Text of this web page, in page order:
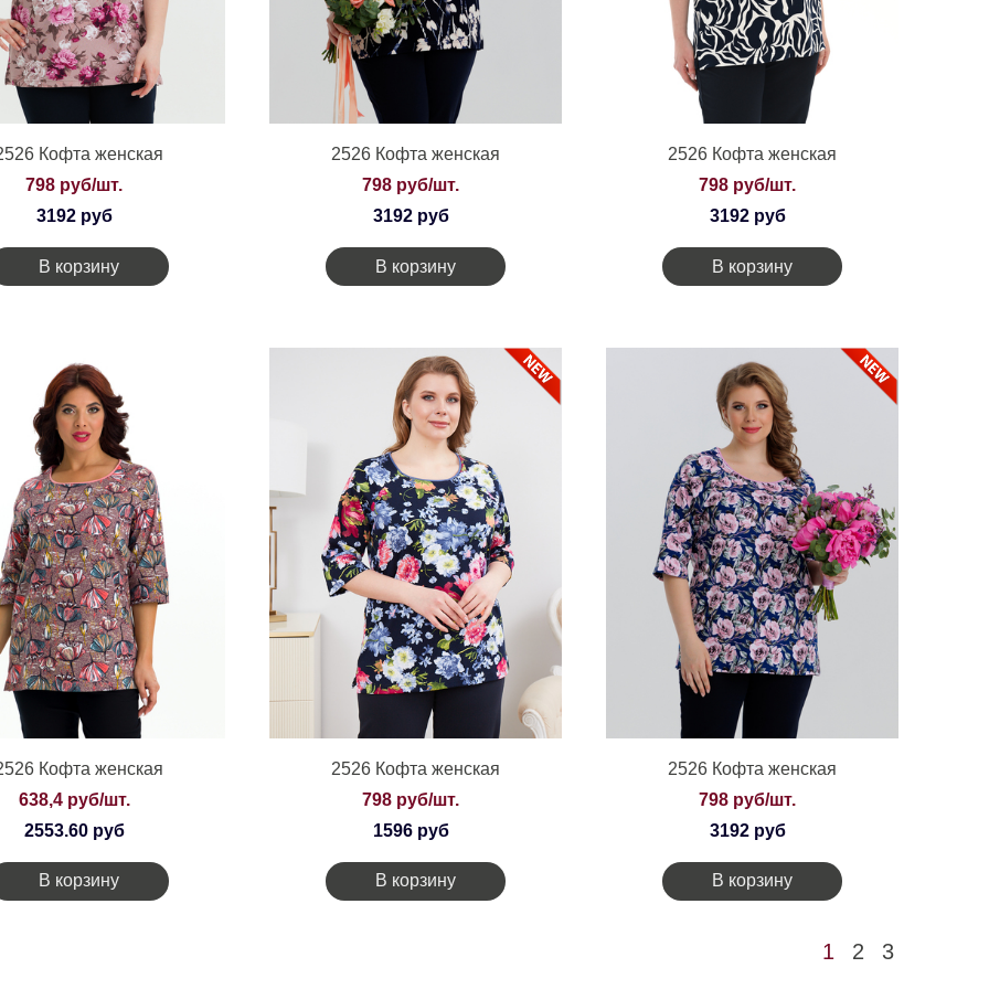
Кофта женская
798 руб/шт.
3192 руб
В корзину
2526 Кофта женская
798 руб/шт.
3192 руб
В корзину
2526 Кофта женская
798 руб/шт.
3192 руб
В корзину
Кофта женская
638,4 руб/шт.
2553.60 руб
В корзину
2526 Кофта женская
798 руб/шт.
1596 руб
В корзину
2526 Кофта женская
798 руб/шт.
3192 руб
В корзину
1 2 3